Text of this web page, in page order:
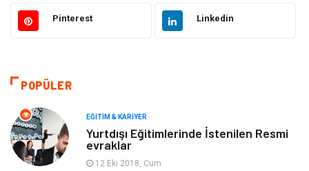
Otomotiv Sağlıklı Yaşam
Moda
Makine
Elektronik
Pinterest Linkedin
POPÜLER
EĞITIM & KARIYER
Yurtdışı Eğitimlerinde İstenilen Resmi
evraklar
12 Eki 2018, Cum